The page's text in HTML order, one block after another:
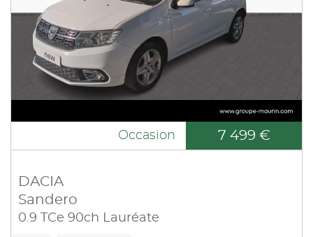
Occasion 7 499 €
DACIA
Sandero
0.9 TCe 90ch Lauréate